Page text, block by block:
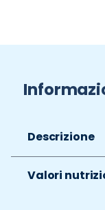
Descrizione
Valori